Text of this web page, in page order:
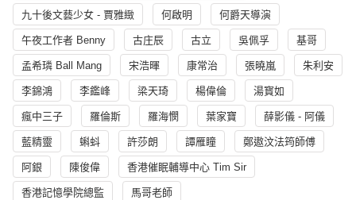
九十後文藝少女 - 賈雅緻 何啟明 何爵天導演
午夜工作者 Benny 古庄辰 古立 吳佩孚 基哥
孟希璘 Ball Mang 宋浩暉 康常治 張曉嵐 朱利安
李錦鴻 李鑑峰 梁天琦 楊偉倫 湯寳如
瘋中三子 羅倫斯 羅海憫 葉家寶 薛影儀 - 阿儀
藍精靈 蝌蚪 許莎朗 譚雁瞳 鄭遨汶法筠師傅
阿銀 陳俊偉 香港催眠輔導中心 Tim Sir
香港記憶學院總監 馬哥老師